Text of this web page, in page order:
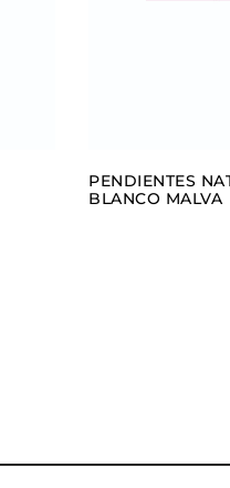
PENDIENTES
BLANCO MALVA